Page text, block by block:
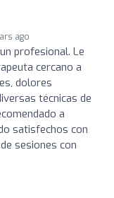
ago
profesional. Le
cercano a
dolores
técnicas de
a
satisfechos con
sesiones con